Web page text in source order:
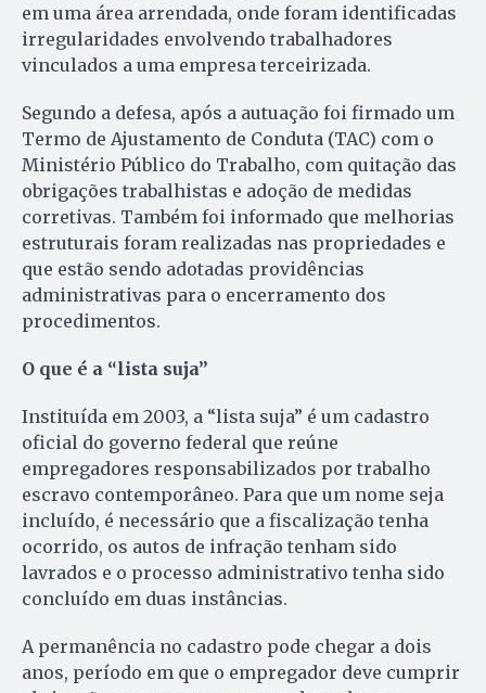
em uma área arrendada, onde foram identificadas
irregularidades envolvendo trabalhadores
vinculados a uma empresa terceirizada.
Segundo a defesa, após a autuação foi firmado um
Termo de Ajustamento de Conduta (TAC) com o
Ministério Público do Trabalho, com quitação das
obrigações trabalhistas e adoção de medidas
corretivas. Também foi informado que melhorias
estruturais foram realizadas nas propriedades e
que estão sendo adotadas providências
administrativas para o encerramento dos
procedimentos.
O que é a “lista suja”
Instituída em 2003, a “lista suja” é um cadastro
oficial do governo federal que reúne
empregadores responsabilizados por trabalho
escravo contemporâneo. Para que um nome seja
incluído, é necessário que a fiscalização tenha
ocorrido, os autos de infração tenham sido
lavrados e o processo administrativo tenha sido
concluído em duas instâncias.
A permanência no cadastro pode chegar a dois
anos, período em que o empregador deve cumprir